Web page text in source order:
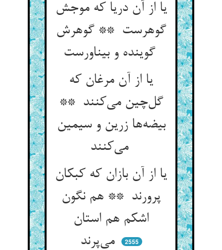
یا از آن دریا که موجش
گوهرست ** گوهرش
گوینده و بیناورست
یا از آن مرغان که
گل‌چین می‌کنند **
بیضه‌ها زرین و سیمین
می‌کنند
یا از آن بازان که کبکان
پرورند ** هم نگون
اشکم هم استان
می‌پرند
2555